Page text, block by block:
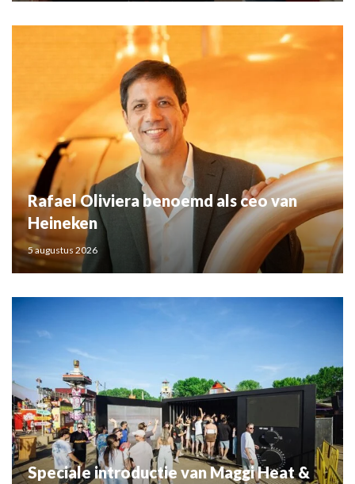
Rafael Oliviera benoemd als ceo van
Heineken
5 augustus 2026
Speciale introductie van Maggi Heat &